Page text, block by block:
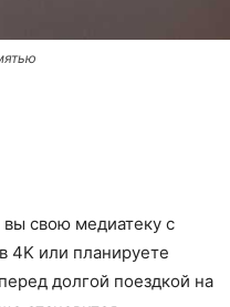
вы свою медиатеку с
4K или планируете
долгой поездкой на